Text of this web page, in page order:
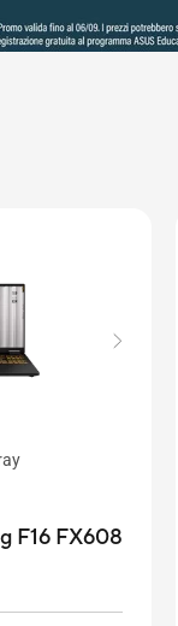
F16 FX608